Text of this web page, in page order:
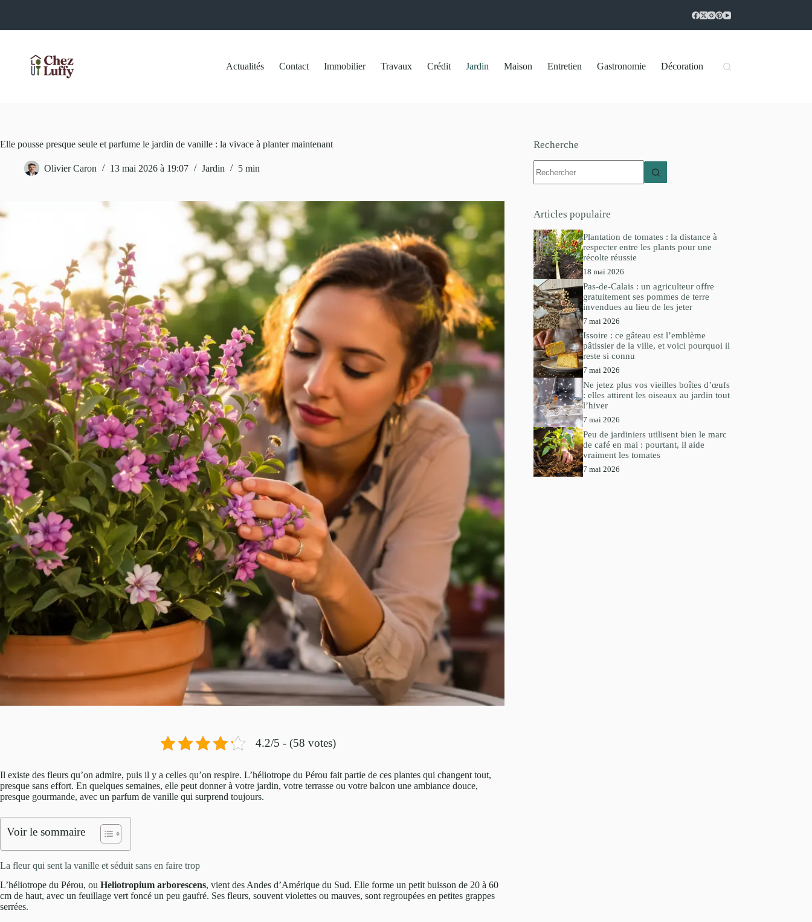
Actualités Contact Immobilier Travaux Crédit Jardin Maison Entretien Gastronomie Décoration
Elle pousse presque seule et parfume le jardin de vanille : la vivace à planter maintenant
Olivier Caron 13 mai 2026 à 19:07 Jardin 5 min
4.2/5 - (58 votes)
Il existe des fleurs qu’on admire, puis il y a celles qu’on respire. L’héliotrope du Pérou fait partie de ces plantes qui changent tout,
presque sans effort. En quelques semaines, elle peut donner à votre jardin, votre terrasse ou votre balcon une ambiance douce,
presque gourmande, avec un parfum de vanille qui surprend toujours.
Voir le sommaire
La fleur qui sent la vanille et séduit sans en faire trop
L’héliotrope du Pérou, ou Heliotropium arborescens, vient des Andes d’Amérique du Sud. Elle forme un petit buisson de 20 à 60
cm de haut, avec un feuillage vert foncé un peu gaufré. Ses fleurs, souvent violettes ou mauves, sont regroupées en petites grappes
serrées.
Recherche
résultat
Articles populaire
Plantation de tomates : la distance à
respecter entre les plants pour une
récolte réussie
18 mai 2026
Pas-de-Calais : un agriculteur offre
gratuitement ses pommes de terre
invendues au lieu de les jeter
7 mai 2026
Issoire : ce gâteau est l’emblème
pâtissier de la ville, et voici pourquoi il
reste si connu
7 mai 2026
Ne jetez plus vos vieilles boîtes d’œufs
: elles attirent les oiseaux au jardin tout
l’hiver
7 mai 2026
Peu de jardiniers utilisent bien le marc
de café en mai : pourtant, il aide
vraiment les tomates
7 mai 2026